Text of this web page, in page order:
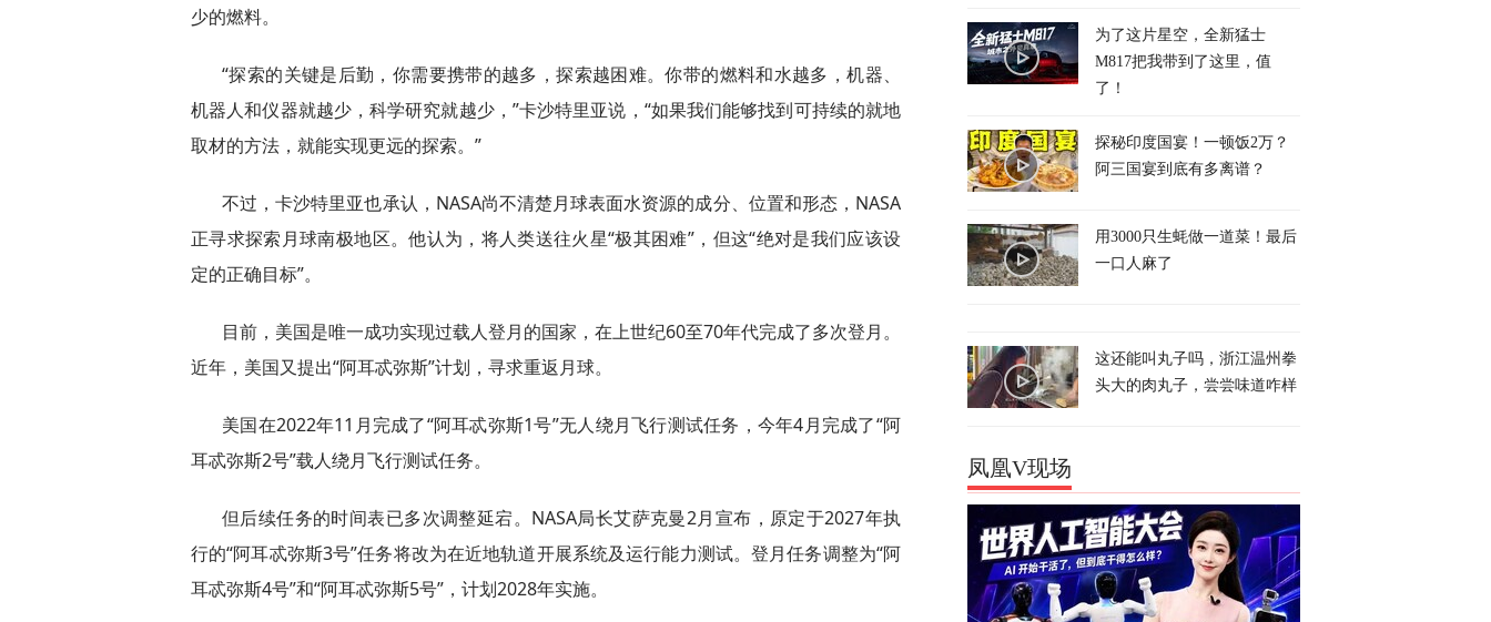
少的燃料。
“探索的关键是后勤，你需要携带的越多，探索越困难。你带的燃料和水越多，机器、
机器人和仪器就越少，科学研究就越少，”卡沙特里亚说，“如果我们能够找到可持续的就地
取材的方法，就能实现更远的探索。”
不过，卡沙特里亚也承认，NASA尚不清楚月球表面水资源的成分、位置和形态，NASA
正寻求探索月球南极地区。他认为，将人类送往火星“极其困难”，但这“绝对是我们应该设
定的正确目标”。
目前，美国是唯一成功实现过载人登月的国家，在上世纪60至70年代完成了多次登月。
近年，美国又提出“阿耳忒弥斯”计划，寻求重返月球。
美国在2022年11月完成了“阿耳忒弥斯1号”无人绕月飞行测试任务，今年4月完成了“阿
耳忒弥斯2号”载人绕月飞行测试任务。
但后续任务的时间表已多次调整延宕。NASA局长艾萨克曼2月宣布，原定于2027年执
行的“阿耳忒弥斯3号”任务将改为在近地轨道开展系统及运行能力测试。登月任务调整为“阿
耳忒弥斯4号”和“阿耳忒弥斯5号”，计划2028年实施。
为了这片星空，全新猛士
M817把我带到了这里，值
了！
探秘印度国宴！一顿饭2万？
阿三国宴到底有多离谱？
用3000只生蚝做一道菜！最后
一口人麻了
这还能叫丸子吗，浙江温州拳
头大的肉丸子，尝尝味道咋样
凤凰V现场